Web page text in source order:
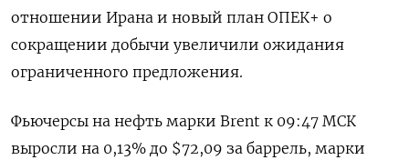
отношении Ирана и новый план ОПЕК+ о
сокращении добычи увеличили ожидания
ограниченного предложения.
Фьючерсы на нефть марки Brent к 09:47 МСК
выросли на 0,13% до $72,09 за баррель, марки